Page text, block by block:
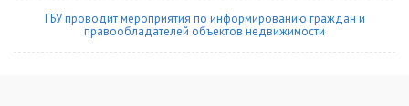
ГБУ проводит мероприятия по информированию граждан и
правообладателей объектов недвижимости